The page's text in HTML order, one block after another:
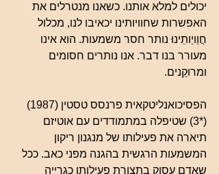
יכולים למלא אותנו. כשאנו מנטרלים את
האפשרות שחוויותינו יכאיבו לנו, מכלול
חֲוַויַותֵינוּ נותר חסר משמעות. הוא אינו
מעורר בנו דבר. אנו נותרים חסומים
ומרוּקַנים.
הפסיכואנליטקאית פרנסס טסטין (1987)
(*3) שטיפלה במתמודדים עם אוטיזם
תיארה את פעילותו של מנגנון ריקון
המשמעות הרגשית בהגנה מפני כאב. ככל
שאדם עסוק בתצורת פעילותו כגרייה